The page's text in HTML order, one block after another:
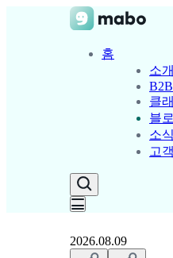
홈
소개
B2B
클
블
소식
고
2026.08.09